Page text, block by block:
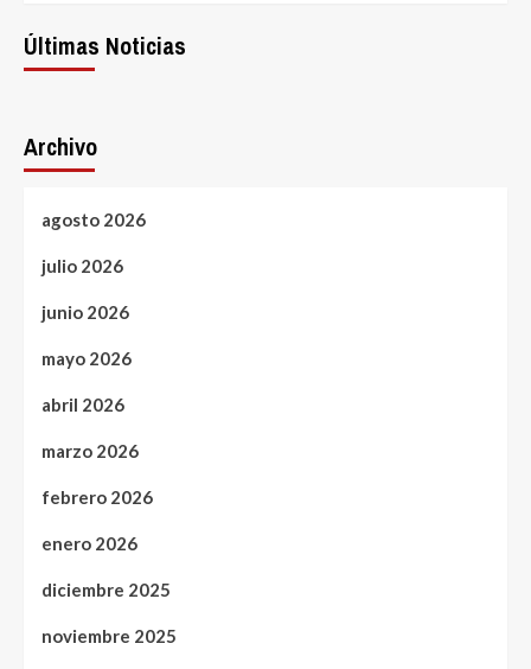
Últimas Noticias
Archivo
agosto 2026
julio 2026
junio 2026
mayo 2026
abril 2026
marzo 2026
febrero 2026
enero 2026
diciembre 2025
noviembre 2025